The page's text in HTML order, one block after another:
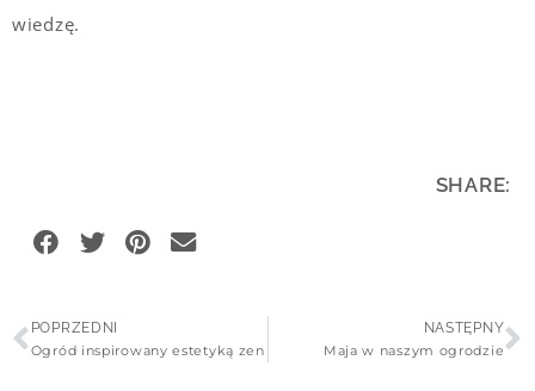
wiedzę.
SHARE:
POPRZEDNI
Ogród inspirowany estetyką zen
NASTĘPNY
Maja w naszym ogrodzie